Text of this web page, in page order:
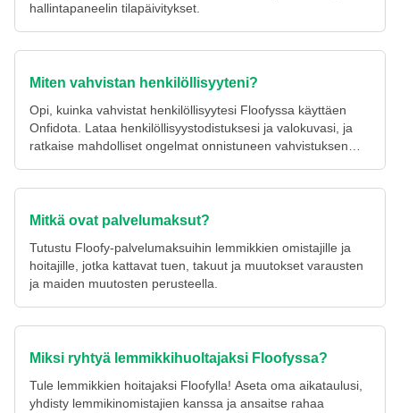
hallintapaneelin tilapäivitykset.
Miten vahvistan henkilöllisyyteni?
Opi, kuinka vahvistat henkilöllisyytesi Floofyssa käyttäen
Onfidota. Lataa henkilöllisyystodistuksesi ja valokuvasi, ja
ratkaise mahdolliset ongelmat onnistuneen vahvistuksen
Mitkä ovat palvelumaksut?
Tutustu Floofy-palvelumaksuihin lemmikkien omistajille ja
hoitajille, jotka kattavat tuen, takuut ja muutokset varausten
ja maiden muutosten perusteella.
Miksi ryhtyä lemmikkihuoltajaksi Floofyssa?
Tule lemmikkien hoitajaksi Floofylla! Aseta oma aikataulusi,
yhdisty lemmikinomistajien kanssa ja ansaitse rahaa